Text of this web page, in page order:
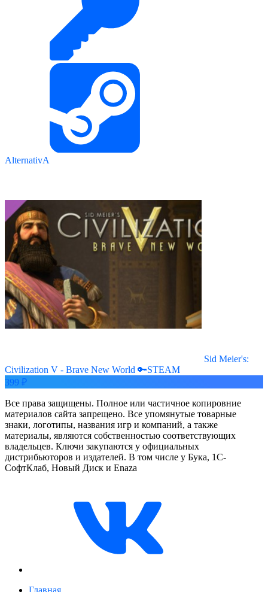
AlternativA
Sid Meier's:
Civilization V - Brave New World 🔑STEAM
399 ₽
Все права защищены. Полное или частичное копировние
материалов сайта запрещено. Все упомянутые товарные
знаки, логотипы, названия игр и компаний, а также
материалы, являются собственностью соответствующих
владельцев. Ключи закупаются у официальных
дистрибьюторов и издателей. В том числе у Бука, 1С-
СофтКлаб, Новый Диск и Enaza
Главная